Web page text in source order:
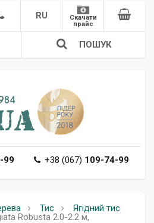
RU
Скачати
прайс
ПОШУК
99 +38 (067) 109-74-99
Тис
Ягідний тис
Robusta 2.0-2.2 м,